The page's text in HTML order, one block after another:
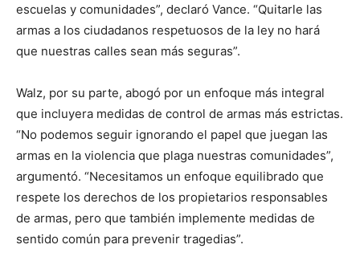
escuelas y comunidades”, declaró Vance. “Quitarle las
armas a los ciudadanos respetuosos de la ley no hará
que nuestras calles sean más seguras”.
Walz, por su parte, abogó por un enfoque más integral
que incluyera medidas de control de armas más estrictas.
“No podemos seguir ignorando el papel que juegan las
armas en la violencia que plaga nuestras comunidades”,
argumentó. “Necesitamos un enfoque equilibrado que
respete los derechos de los propietarios responsables
de armas, pero que también implemente medidas de
sentido común para prevenir tragedias”.